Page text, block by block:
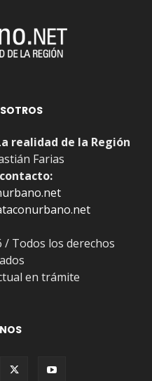
realidad de la Región
Farias
Todos los derechos
en trámite